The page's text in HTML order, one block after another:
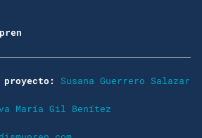
Susana Guerrero Salazar
María Gil Benítez